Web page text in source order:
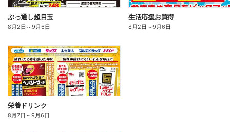
ぶっ通し超目玉
8月2日 ～9月6日
生活応援お買得
8月2日 ～9月6日
栄養ドリンク
8月7日 ～9月6日